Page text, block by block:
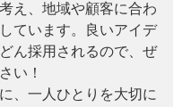
え、地域や顧客に合わ
ています。良いアイデ
ん採用されるので、ぜ
い！
、一人ひとりを大切に